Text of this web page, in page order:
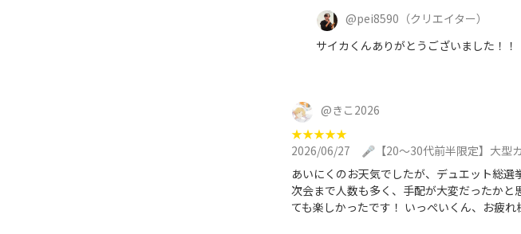
@pei8590 （クリエイター）
サイカくんありがとうございました！
@きこ2026
★★★★★
2026/06/27
🎤【20〜30代前半限定】大型
あいにくのお天気でしたが、デュエット総
次会まで人数も多く、手配が大変だったか
ても楽しかったです！ いっぺいくん、お疲